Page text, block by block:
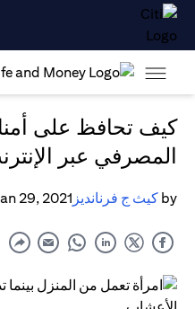
كيف تحافظ على
المصرفي عبر
by كيث ج فرنانديز 29, 2021